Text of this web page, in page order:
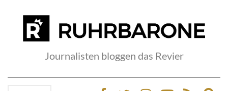
Journalisten bloggen das Revier